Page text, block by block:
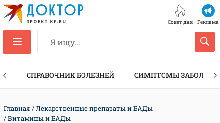
Совет дня Реклама
СПРАВОЧНИК БОЛЕЗНЕЙ СИМПТОМЫ
Главная
Лекарственные препараты и БАДы
Витамины и БАДы